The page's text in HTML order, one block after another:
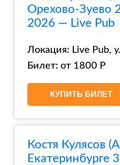
Орехово-Зуево
2026 — Live Pub
Локация: Live Pub,
Билет: от 1800 Р
КУПИТЬ БИЛЕТ
Костя Кулясов
Екатеринбурге